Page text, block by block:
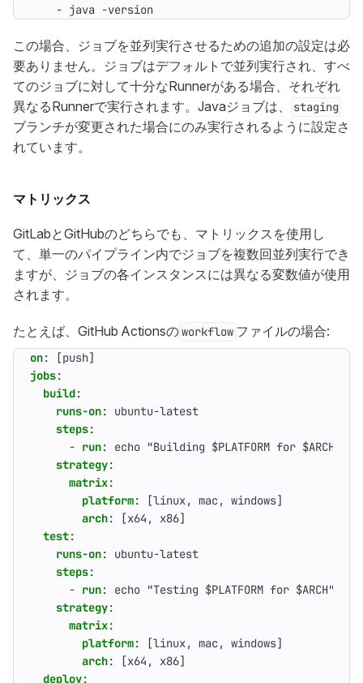
- java -version
この場合、ジョブを並列実行させるための追加の設定は必
要ありません。ジョブはデフォルトで並列実行され、すべ
てのジョブに対して十分なRunnerがある場合、それぞれ
異なるRunnerで実行されます。Javaジョブは、
staging
ブランチが変更された場合にのみ実行されるように設定さ
れています。
マトリックス
GitLabとGitHubのどちらでも、マトリックスを使用し
て、単一のパイプライン内でジョブを複数回並列実行でき
ますが、ジョブの各インスタンスには異なる変数値が使用
されます。
たとえば、GitHub Actionsのworkflow ファイルの場合:
on: [push]
jobs:
build:
runs-on:
ubuntu-latest
steps:
- run:
echo "Building $PLATFORM for $ARCH"
strategy:
matrix:
platform: [linux, mac, windows]
arch: [x64, x86]
test:
runs-on:
ubuntu-latest
steps:
- run:
echo "Testing $PLATFORM for $ARCH"
strategy:
matrix:
platform: [linux, mac, windows]
arch: [x64, x86]
deploy: